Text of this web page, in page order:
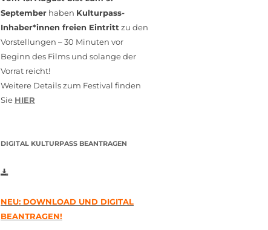
September haben Kulturpass-
Inhaber*innen freien Eintritt zu den
Vorstellungen – 30 Minuten vor
Beginn des Films und solange der
Vorrat reicht!
Weitere Details zum Festival finden
Sie HIER
DIGITAL KULTURPASS BEANTRAGEN
NEU: DOWNLOAD UND DIGITAL
BEANTRAGEN!